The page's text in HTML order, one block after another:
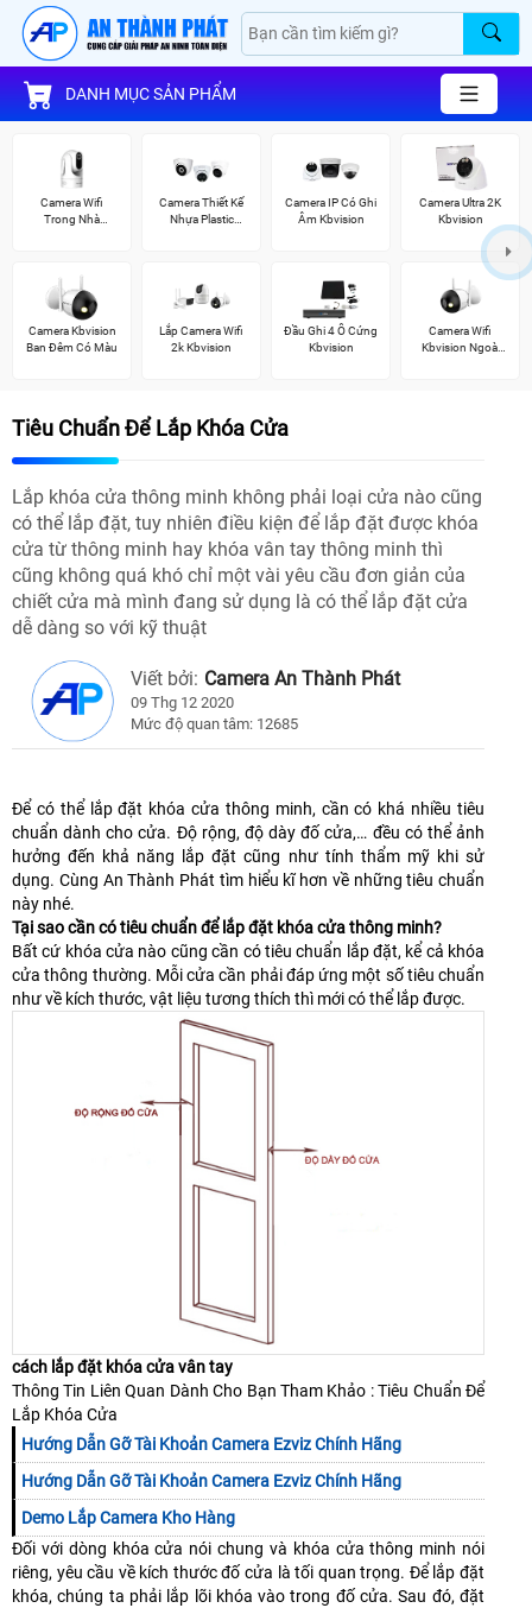
DANH MỤC SẢN PHẨM
Camera Wifi
Trong Nhà
Camera Thiết Kế
Nhựa Plastic
Camera IP Có Ghi
Âm Kbvision
Camera Ultra 2K
Kbvision
Camera Kbvision
Ban Đêm Có Màu
Lắp Camera Wifi
2k Kbvision
Đầu Ghi 4 Ổ Cứng
Kbvision
Camera Wifi
Kbvision Ngoài
Tiêu Chuẩn Để Lắp Khóa Cửa
Lắp khóa cửa thông minh không phải loại cửa nào cũng
có thể lắp đặt, tuy nhiên điều kiện để lắp đặt được khóa
cửa từ thông minh hay khóa vân tay thông minh thì
cũng không quá khó chỉ một vài yêu cầu đơn giản của
chiết cửa mà mình đang sử dụng là có thể lắp đặt cửa
dễ dàng so với kỹ thuật
Viết bởi: Camera An Thành Phát
09 Thg 12 2020
Mức độ quan tâm: 12685
Để có thể lắp đặt khóa cửa thông minh, cần có khá nhiều tiêu
chuẩn dành cho cửa. Độ rộng, độ dày đố cửa,… đều có thể ảnh
hưởng đến khả năng lắp đặt cũng như tính thẩm mỹ khi sử
dụng. Cùng An Thành Phát tìm hiểu kĩ hơn về những tiêu chuẩn
này nhé.
Tại sao cần có tiêu chuẩn để lắp đặt khóa cửa thông minh?
Bất cứ khóa cửa nào cũng cần có tiêu chuẩn lắp đặt, kể cả khóa
cửa thông thường. Mỗi cửa cần phải đáp ứng một số tiêu chuẩn
như về kích thước, vật liệu tương thích thì mới có thể lắp được.
cách lắp đặt khóa cửa vân tay
Thông Tin Liên Quan Dành Cho Bạn Tham Khảo : Tiêu Chuẩn Để
Lắp Khóa Cửa
Hướng Dẫn Gỡ Tài Khoản Camera Ezviz Chính Hãng
Hướng Dẫn Gỡ Tài Khoản Camera Ezviz Chính Hãng
Demo Lắp Camera Kho Hàng
Đối với dòng khóa cửa nói chung và khóa cửa thông minh nói
riêng, yêu cầu về kích thước đố cửa là tối quan trọng. Để lắp đặt
khóa, chúng ta phải lắp lõi khóa vào trong đố cửa. Sau đó, đặt